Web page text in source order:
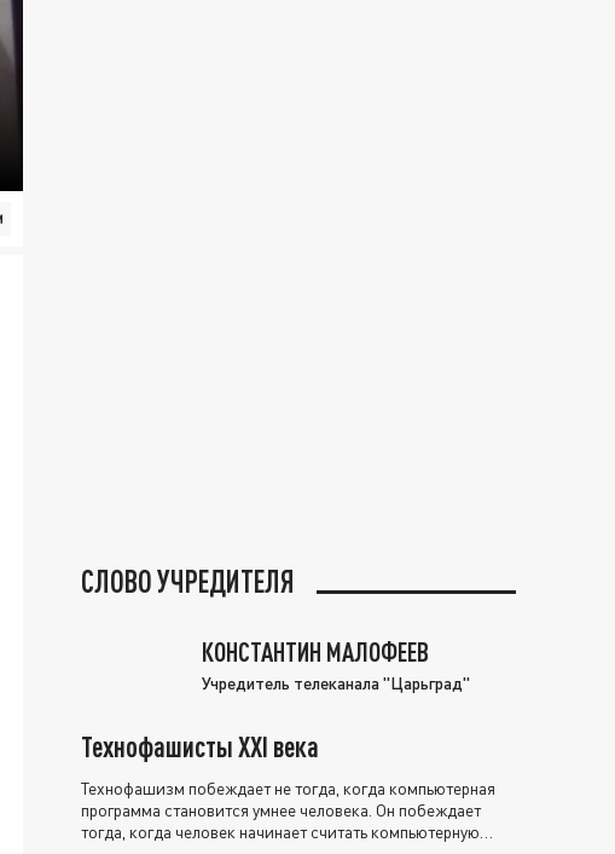
СЛОВО УЧРЕДИТЕЛЯ
КОНСТАНТИН МАЛОФЕЕВ
Учредитель телеканала "Царьград"
Технофашисты XXI века
Технофашизм побеждает не тогда, когда компьютерная
программа становится умнее человека. Он побеждает
тогда, когда человек начинает считать компьютерную